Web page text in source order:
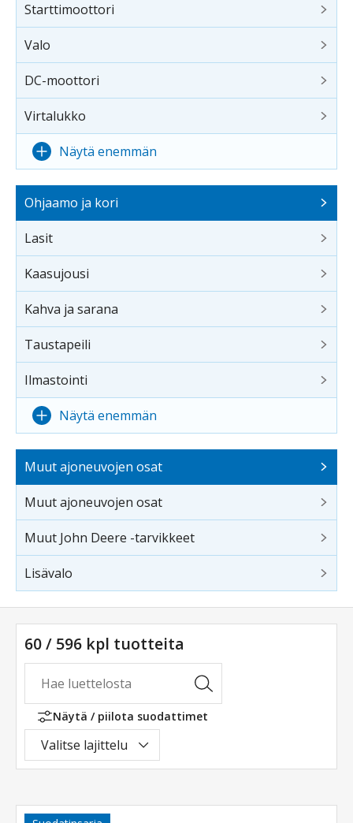
Starttimoottori
Valo
DC-moottori
Virtalukko
Näytä enemmän
Ohjaamo ja kori
Lasit
Kaasujousi
Kahva ja sarana
Taustapeili
Ilmastointi
Näytä enemmän
Muut ajoneuvojen osat
Muut ajoneuvojen osat
Muut John Deere -tarvikkeet
Lisävalo
60 / 596 kpl tuotteita
Näytä / piilota suodattimet
Valitse lajittelu